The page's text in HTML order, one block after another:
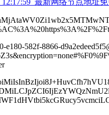
e180-582f-8866-